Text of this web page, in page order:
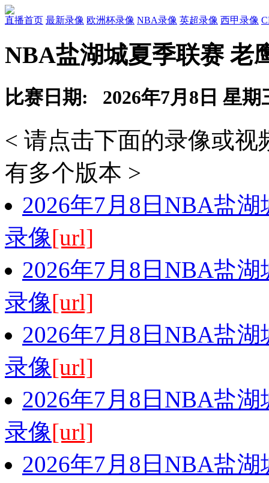
直播首页 最新录像 欧洲杯录像 NBA录像 英超录像 西甲录像
NBA盐湖城夏季联赛 老
比赛日期: 2026年7月8日 星期
< 请点击下面的录像或
有多个版本 >
2026年7月8日NBA盐
录像[url]
2026年7月8日NBA盐
录像[url]
2026年7月8日NBA盐
录像[url]
2026年7月8日NBA盐
录像[url]
2026年7月8日NBA盐